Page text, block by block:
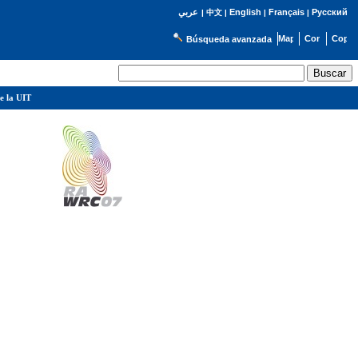
عربي | 中文| English | Français| Русский
Búsqueda avanzada
la UIT